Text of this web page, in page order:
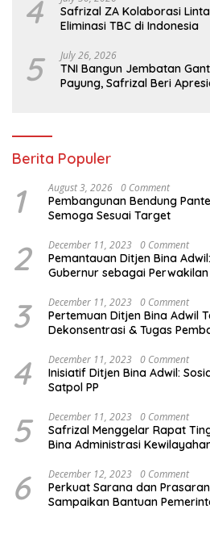
4
Safrizal ZA Kolaborasi
Eliminasi TBC di Indonesia
5 July 26, 2026
TNI Bangun Jembatan
Payung, Safrizal Beri
Berita Populer
1 August 3, 2026 0 Comment
Pembangunan Bendung
Semoga Sesuai Target
2 December 11, 2023 0 Comment
Pemantauan Ditjen Bina
Gubernur sebagai
3 December 11, 2023 0 Comment
Pertemuan Ditjen Bina Adwil
Dekonsentrasi & Tugas
4 December 11, 2023 0 Comment
Inisiatif Ditjen Bina Adwil:
Satpol PP
5 December 11, 2023 0 Comment
Safrizal Menggelar Rapat
Bina Administrasi
6 December 12, 2023 0 Comment
Perkuat Sarana dan
Sampaikan Bantuan